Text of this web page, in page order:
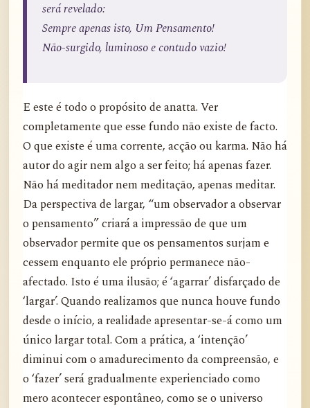
será revelado:
Sempre apenas isto, Um Pensamento!
Não-surgido, luminoso e contudo vazio!
E este é todo o propósito de anatta. Ver
completamente que esse fundo não existe de facto.
O que existe é uma corrente, acção ou karma. Não há
autor do agir nem algo a ser feito; há apenas fazer.
Não há meditador nem meditação, apenas meditar.
Da perspectiva de largar, “um observador a observar
o pensamento” criará a impressão de que um
observador permite que os pensamentos surjam e
cessem enquanto ele próprio permanece não-
afectado. Isto é uma ilusão; é ‘agarrar’ disfarçado de
‘largar’. Quando realizamos que nunca houve fundo
desde o início, a realidade apresentar-se-á como um
único largar total. Com a prática, a ‘intenção’
diminui com o amadurecimento da compreensão, e
o ‘fazer’ será gradualmente experienciado como
mero acontecer espontâneo, como se o universo